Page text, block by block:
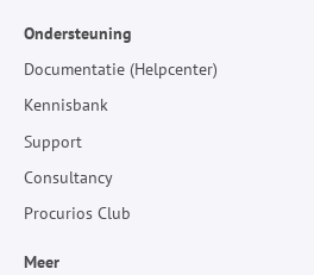
Ondersteuning
Documentatie (Helpcenter)
Kennisbank
Support
Consultancy
Procurios Club
Meer